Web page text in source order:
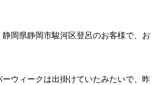
岡県静岡市駿河区登呂のお客様で、お
ウィークは出掛けていたみたいで、昨